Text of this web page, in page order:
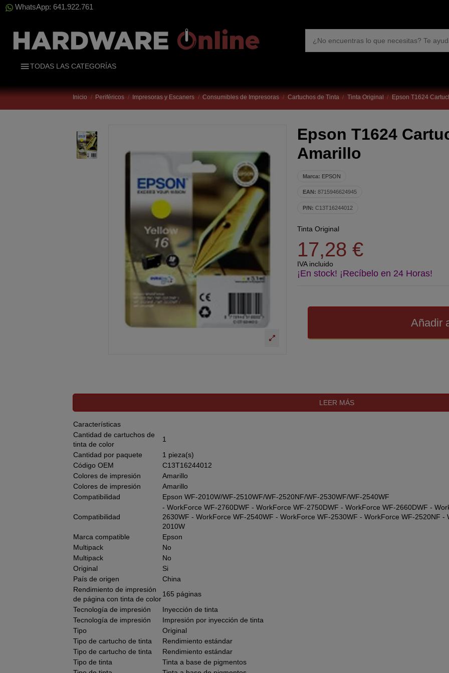
WhatsApp: 641.922.761
TODAS LAS CATEGORÍAS
Inicio Periféricos Impresoras y Escaners Consumibles de Impresoras Cartuchos de Tinta Tinta Original Epson T1624
Epson T1624
Amarillo
Marca: EPSON
EAN: 8715946624945
P/N: C13T16244012
Tinta Original
17,28 €
IVA incluido
¡En stock! ¡Recíbelo en 24 Horas!
Añadir
LEER MÁS
Características
Cantidad de cartuchos de
tinta de color
1
Cantidad por paquete
1 pieza(s)
Código OEM
C13T16244012
Colores de impresión
Amarillo
Colores de impresión
Amarillo
Compatibilidad
Epson WF-2010W/WF-2510WF/WF-2520NF/WF-2530WF/WF-2540WF
Compatibilidad
- WorkForce WF-2760DWF - WorkForce WF-2750DWF - WorkForce WF-2660DWF -
2630WF - WorkForce WF-2540WF - WorkForce WF-2530WF - WorkForce WF-2520NF
2010W
Marca compatible
Epson
Multipack
No
Multipack
No
Original
Si
País de origen
China
Rendimiento de impresión
de página con tinta de color
165 páginas
Tecnología de impresión
Inyección de tinta
Tecnología de impresión
Impresión por inyección de tinta
Tipo
Original
Tipo de cartucho de tinta
Rendimiento estándar
Tipo de cartucho de tinta
Rendimiento estándar
Tipo de tinta
Tinta a base de pigmentos